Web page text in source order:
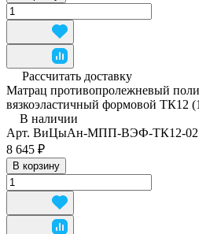
Рассчитать доставку
Матрац противопролежневый
вязкоэластичный формовой ТК12
В наличии
Арт. ВиЦыАн-МПП-ВЭФ-ТК12-02
8 645 ₽
В корзину